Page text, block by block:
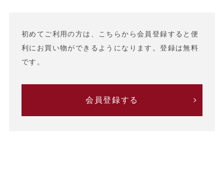
初めてご利用の方は、こちらから会員登録すると便
利にお買い物ができるようになります。登録は無料
です。
会員登録する